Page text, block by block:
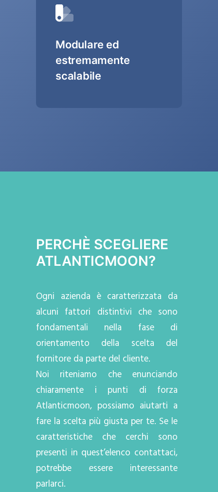
Modulare ed
estremamente
scalabile
PERCHÈ SCEGLIERE
ATLANTICMOON?
Ogni azienda è caratterizzata da
alcuni fattori distintivi che sono
fondamentali nella fase di
orientamento della scelta del
fornitore da parte del cliente.
Noi riteniamo che enunciando
chiaramente i punti di forza
Atlanticmoon, possiamo aiutarti a
fare la scelta più giusta per te. Se le
caratteristiche che cerchi sono
presenti in quest’elenco contattaci,
potrebbe essere interessante
parlarci.